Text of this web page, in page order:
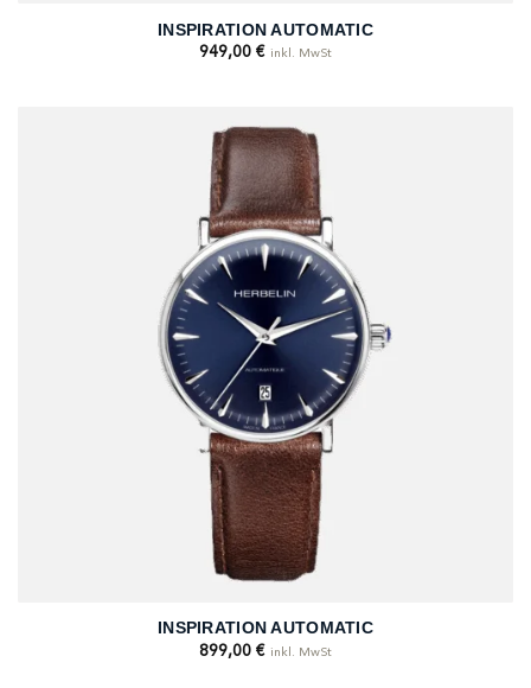
INSPIRATION AUTOMATIC
949,00 € inkl. MwSt
INSPIRATION AUTOMATIC
899,00 € inkl. MwSt